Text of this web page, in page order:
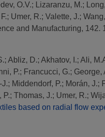
O.V.; Lizaranzu, M.;
; Umer, R.; Valette, J.;
and Manufacturing, 142.
; Abliz, D.; Akhatov, I.; Ali,
P.; Francucci, G.; George,
J.; Middendorf, P.; Morán, J.;
P.; Thomas, J.; Umer, R.;
based on radial flow